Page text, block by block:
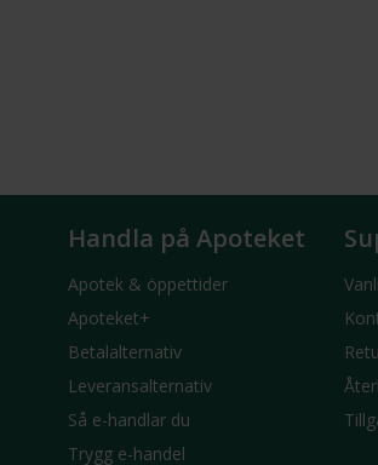
Handla på Apoteket
Apotek & öppettider
Apoteket+
Betalalternativ
Leveransalternativ
Så e-handlar du
Trygg e-handel